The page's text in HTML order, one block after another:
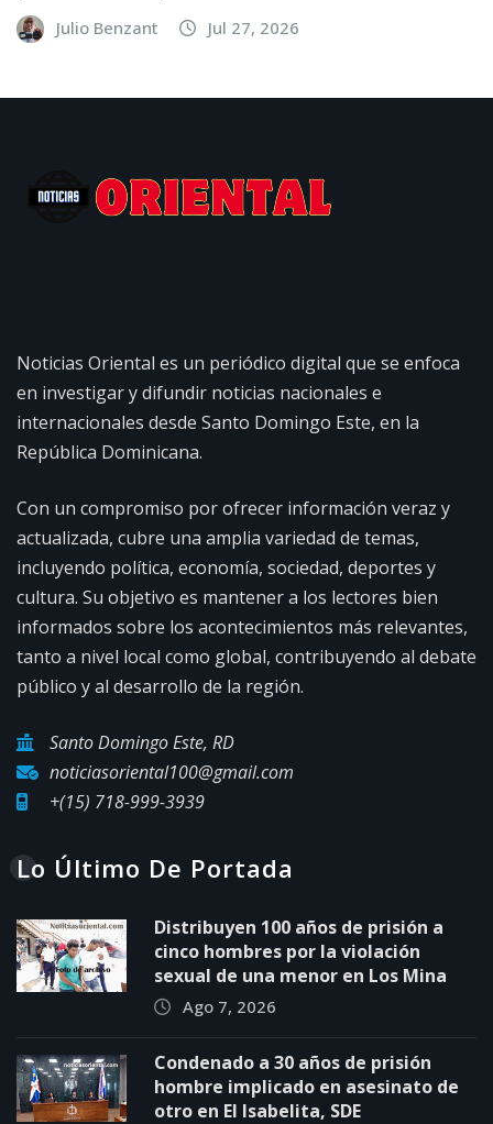
Julio Benzant Jul 27, 2026
Noticias Oriental es un periódico digital que se enfoca
en investigar y difundir noticias nacionales e
internacionales desde Santo Domingo Este, en la
República Dominicana.
Con un compromiso por ofrecer información veraz y
actualizada, cubre una amplia variedad de temas,
incluyendo política, economía, sociedad, deportes y
cultura. Su objetivo es mantener a los lectores bien
informados sobre los acontecimientos más relevantes,
tanto a nivel local como global, contribuyendo al debate
público y al desarrollo de la región.
Santo Domingo Este, RD
noticiasoriental100@gmail.com
+(15) 718-999-3939
Lo Último De Portada
Distribuyen 100 años de prisión a
cinco hombres por la violación
sexual de una menor en Los Mina
Ago 7, 2026
Condenado a 30 años de prisión
hombre implicado en asesinato de
otro en El Isabelita, SDE